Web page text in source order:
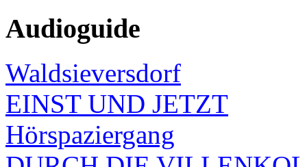
Audioguide
Waldsieversdorf
EINST UND JETZT
Hörspaziergang